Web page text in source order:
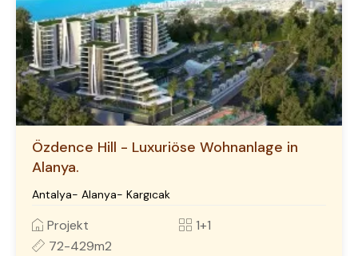
Özdence Hill - Luxuriöse Wohnanlage in
Alanya.
Antalya- Alanya- Kargıcak
Projekt
1+1
72-429m2